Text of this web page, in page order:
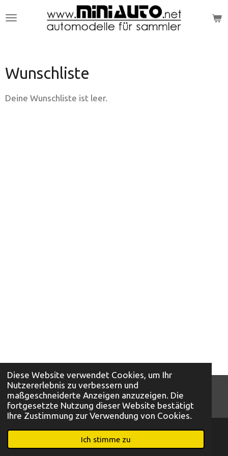
Diese Website verwendet Cookies, um Ihr
Nutzererlebnis zu verbessern und
maßgeschneiderte Anzeigen anzuzeigen. Die
fortgesetzte Nutzung dieser Website bestätigt
Ihre Zustimmung zur Verwendung von Cookies.
Ich stimme zu
Hauptinhalt
Wunschliste
Deine Wunschliste ist leer.
© 2026 Mini Auto A. Bunte KG
Mit Unterstützung von Webador
Telefon